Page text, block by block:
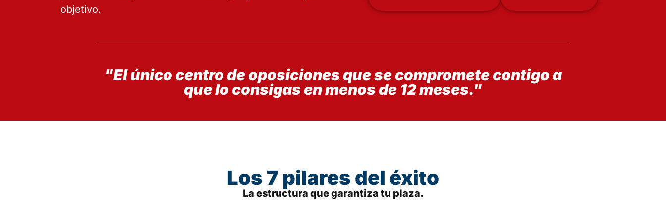
objetivo.
"El único centro de oposiciones que se compromete contigo a
que lo consigas en menos de 12 meses."
Los 7 pilares del éxito
La estructura que garantiza tu plaza.